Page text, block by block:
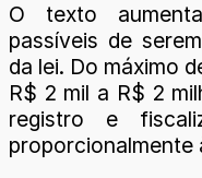
O texto
passíveis de
da lei. Do máximo
R$ 2 mil a R$ 2
registro e
proporcionalmente